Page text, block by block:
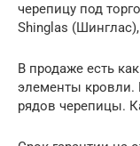
черепицу под
Shinglas
В продаже есть
элементы кровли.
рядов черепицы.